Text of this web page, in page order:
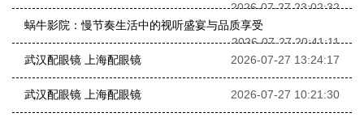
2026-07-27 23:02:32
蜗牛影院：慢节奏生活中的视听盛宴与品质享受
2026-07-27 20:41:11
武汉配眼镜 上海配眼镜
2026-07-27 13:24:17
武汉配眼镜 上海配眼镜 2026-07-27 10:21:30